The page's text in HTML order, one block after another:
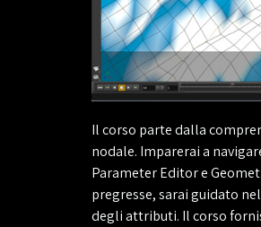
Il corso parte dalla
nodale. Imparerai a
Parameter Editor e
pregresse, sarai guidato
degli attributi. Il corso